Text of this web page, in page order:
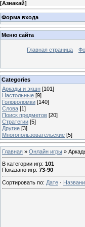
[Азнакай]
Форма входа
Меню сайта
Главная страница
Categories
Аркады и экшн [101]
Настольные [9]
Головоломки [140]
Слова [1]
Поиск предметов [20]
Стратегии [5]
Другие [3]
Многопользовательские [5]
Главная » Онлайн игры »
В категории игр: 101
Показано игр: 73-90
Сортировать по: Дате ·